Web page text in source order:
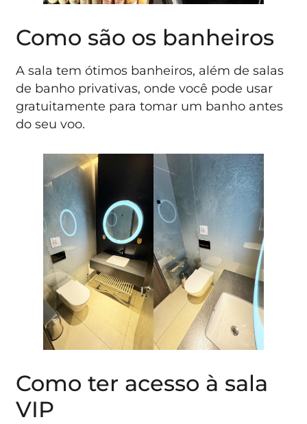
Como são os banheiros
A sala tem ótimos banheiros, além de salas
de banho privativas, onde você pode usar
gratuitamente para tomar um banho antes
do seu voo.
Como ter acesso à sala
VIP